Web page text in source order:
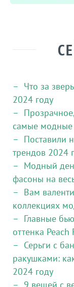
Что за
2024 году
самые модные
Поставили
трендов 2024
Модный
фасоны на
Вам
коллекциях
Главные
оттенка
Серьги с
ракушками:
2024 году
9 вещей с